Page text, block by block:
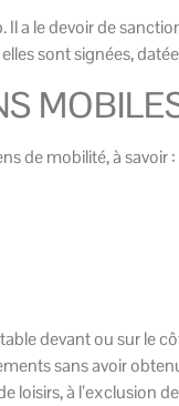
a le devoir de
sont signées,
de mobilité, à savoir :
devant ou sur le
sans avoir
à l’exclusion